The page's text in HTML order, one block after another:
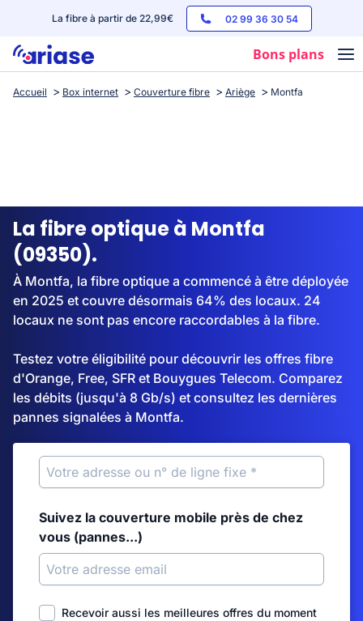
La fibre à partir de 22,99€ 02 99 36 30 54
Bons plans
Box internet
Streaming
Accueil Box internet Couverture fibre Ariège Montfa
La fibre optique à Montfa
(09350).
À Montfa, la fibre optique a commencé à être déployée
en 2025 et couvre désormais 64% des locaux. 24
locaux ne sont pas encore raccordables à la fibre.
Testez votre éligibilité pour découvrir les offres fibre
d'Orange, Free, SFR et Bouygues Telecom. Comparez
les débits (jusqu'à 8 Gb/s) et consultez les dernières
pannes signalées à Montfa.
Suivez la couverture mobile près de chez
vous (pannes...)
Recevoir aussi les meilleures offres du moment